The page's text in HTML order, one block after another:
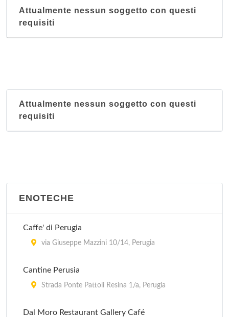
Attualmente nessun soggetto con questi
requisiti
Attualmente nessun soggetto con questi
requisiti
ENOTECHE
Caffe' di Perugia
via Giuseppe Mazzini 10/14, Perugia
Cantine Perusia
Strada Ponte Pattoli Resina 1/a, Perugia
Dal Moro Restaurant Gallery Café